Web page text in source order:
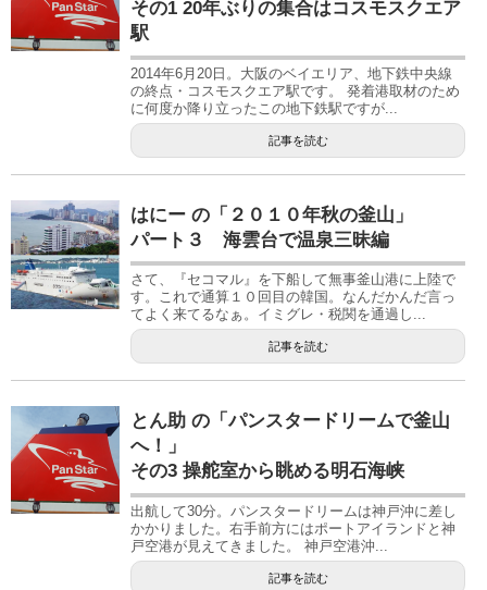
その1 20年ぶりの集合はコスモスクエア
駅
2014年6月20日。大阪のベイエリア、地下鉄中央線
の終点・コスモスクエア駅です。 発着港取材のため
に何度か降り立ったこの地下鉄駅ですが...
記事を読む
はにー の「２０１０年秋の釜山」
パート３ 海雲台で温泉三昧編
さて、『セコマル』を下船して無事釜山港に上陸で
す。これで通算１０回目の韓国。なんだかんだ言っ
てよく来てるなぁ。イミグレ・税関を通過し...
記事を読む
とん助 の「パンスタードリームで釜山
へ！」
その3 操舵室から眺める明石海峡
出航して30分。パンスタードリームは神戸沖に差し
かかりました。右手前方にはポートアイランドと神
戸空港が見えてきました。 神戸空港沖...
記事を読む